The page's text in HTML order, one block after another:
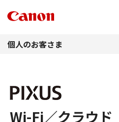
個人のお客さま
Wi-Fi／クラウ